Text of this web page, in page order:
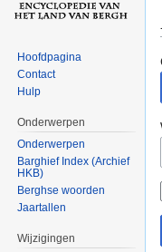
Hoofdpagina
Contact
Hulp
Onderwerpen
Onderwerpen
Barghief Index (Archief
HKB)
Berghse woorden
Jaartallen
Wijzigingen